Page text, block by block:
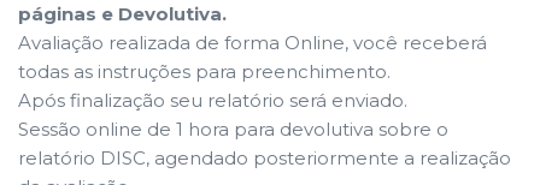
páginas e Devolutiva.
Avaliação realizada de forma Online, você receberá
todas as instruções para preenchimento.
Após finalização seu relatório será enviado.
Sessão online de 1 hora para devolutiva sobre o
relatório DISC, agendado posteriormente a realização